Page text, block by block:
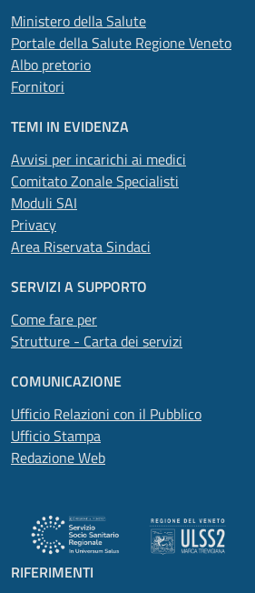
Ministero della Salute
Portale della Salute Regione Veneto
Albo pretorio
Fornitori
TEMI IN EVIDENZA
Avvisi per incarichi ai medici
Comitato Zonale Specialisti
Moduli SAI
Privacy
Area Riservata Sindaci
SERVIZI A SUPPORTO
Come fare per
Strutture - Carta dei servizi
COMUNICAZIONE
Ufficio Relazioni con il Pubblico
Ufficio Stampa
Redazione Web
RIFERIMENTI